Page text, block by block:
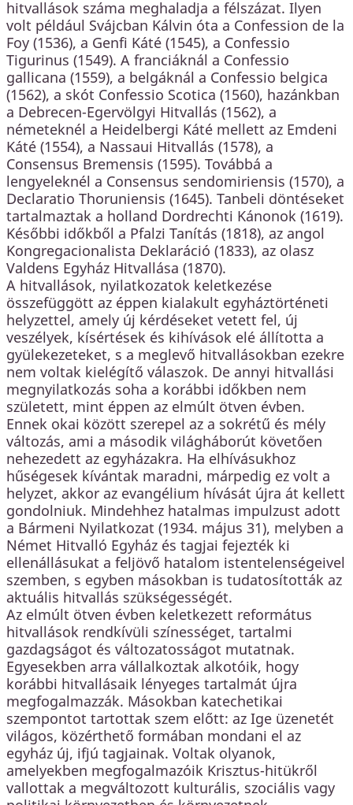
hitvallások száma meghaladja a félszázat. Ilyen
volt például Svájcban Kálvin óta a Confession de la
Foy (1536), a Genfi Káté (1545), a Confessio
Tigurinus (1549). A franciáknál a Confessio
gallicana (1559), a belgáknál a Confessio belgica
(1562), a skót Confessio Scotica (1560), hazánkban
a Debrecen-Egervölgyi Hitvallás (1562), a
németeknél a Heidelbergi Káté mellett az Emdeni
Káté (1554), a Nassaui Hitvallás (1578), a
Consensus Bremensis (1595). Továbbá a
lengyeleknél a Consensus sendomiriensis (1570), a
Declaratio Thoruniensis (1645). Tanbeli döntéseket
tartalmaztak a holland Dordrechti Kánonok (1619).
Későbbi időkből a Pfalzi Tanítás (1818), az angol
Kongregacionalista Deklaráció (1833), az olasz
Valdens Egyház Hitvallása (1870).
A hitvallások, nyilatkozatok keletkezése
összefüggött az éppen kialakult egyháztörténeti
helyzettel, amely új kérdéseket vetett fel, új
veszélyek, kísértések és kihívások elé állította a
gyülekezeteket, s a meglevő hitvallásokban ezekre
nem voltak kielégítő válaszok. De annyi hitvallási
megnyilatkozás soha a korábbi időkben nem
született, mint éppen az elmúlt ötven évben.
Ennek okai között szerepel az a sokrétű és mély
változás, ami a második világháborút követően
nehezedett az egyházakra. Ha elhívásukhoz
hűségesek kívántak maradni, márpedig ez volt a
helyzet, akkor az evangélium hívását újra át kellett
gondolniuk. Mindehhez hatalmas impulzust adott
a Bármeni Nyilatkozat (1934. május 31), melyben a
Német Hitvalló Egyház és tagjai fejezték ki
ellenállásukat a feljövő hatalom istentelenségeivel
szemben, s egyben másokban is tudatosították az
aktuális hitvallás szükségességét.
Az elmúlt ötven évben keletkezett református
hitvallások rendkívüli színességet, tartalmi
gazdagságot és változatosságot mutatnak.
Egyesekben arra vállalkoztak alkotóik, hogy
korábbi hitvallásaik lényeges tartalmát újra
megfogalmazzák. Másokban katechetikai
szempontot tartottak szem előtt: az Ige üzenetét
világos, közérthető formában mondani el az
egyház új, ifjú tagjainak. Voltak olyanok,
amelyekben megfogalmazóik Krisztus-hitükről
vallottak a megváltozott kulturális, szociális vagy